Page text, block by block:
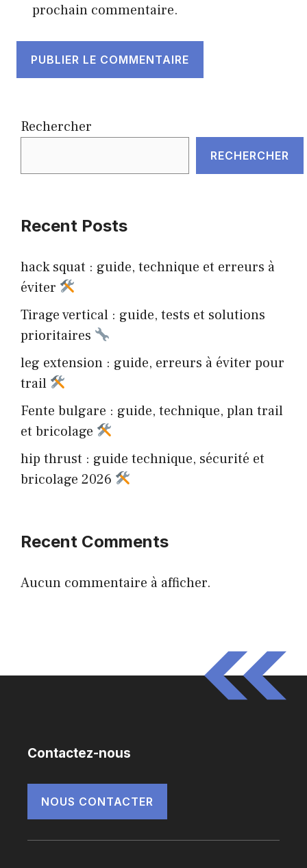
prochain commentaire.
Rechercher
RECHERCHER
Recent Posts
hack squat : guide, technique et erreurs à
éviter
Tirage vertical : guide, tests et solutions
prioritaires
leg extension : guide, erreurs à éviter pour
trail
Fente bulgare : guide, technique, plan trail
et bricolage
hip thrust : guide technique, sécurité et
bricolage 2026
Recent Comments
Aucun commentaire à afficher.
Contactez-nous
NOUS CONTACTER